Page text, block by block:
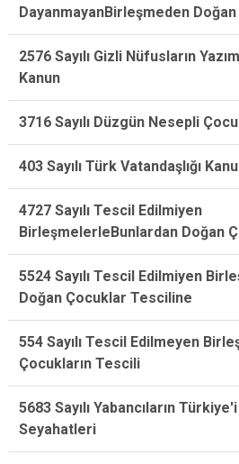
DayanmayanBirleşmeden
2576 Sayılı Gizli Nüfusların
Kanun
3716 Sayılı Düzgün Nesepli
403 Sayılı Türk Vatandaşlığı
4727 Sayılı Tescil Edilmiyen
BirleşmelerleBunlardan Doğan
5524 Sayılı Tescil Edilmiyen
Doğan Çocuklar Tesciline
554 Sayılı Tescil Edilmeyen
Çocukların Tescili
5683 Sayılı Yabancıların
Seyahatleri